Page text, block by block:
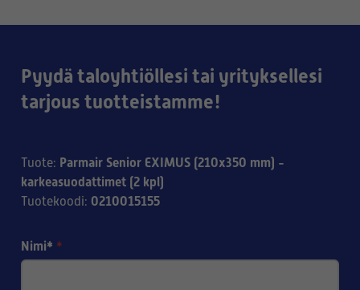
Pyydä taloyhtiöllesi tai yrityksellesi
tarjous tuotteistamme!
Tuote: Parmair Senior EXIMUS (210x350 mm) -
karkeasuodattimet (2 kpl)
Tuotekoodi: 0210015155
Nimi* *